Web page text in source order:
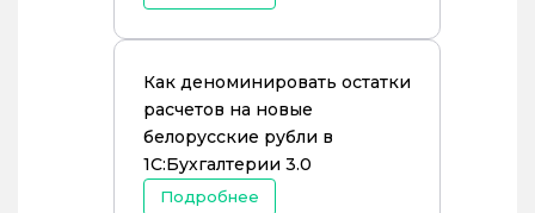
Как деноминировать остатки
расчетов на новые
белорусские рубли в
1С:Бухгалтерии 3.0
Подробнее